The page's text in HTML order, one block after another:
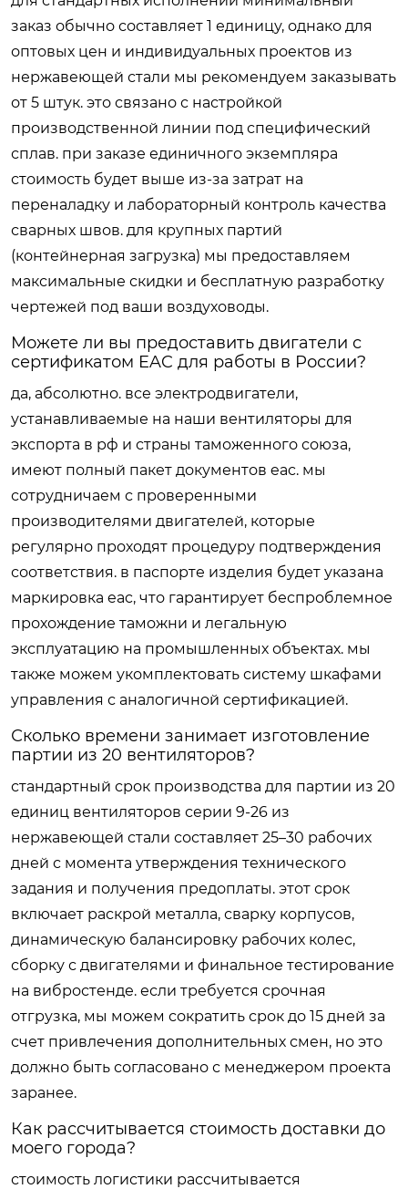
заказ обычно составляет 1 единицу, однако для
оптовых цен и индивидуальных проектов из
нержавеющей стали мы рекомендуем заказывать
от 5 штук. это связано с настройкой
производственной линии под специфический
сплав. при заказе единичного экземпляра
стоимость будет выше из-за затрат на
переналадку и лабораторный контроль качества
сварных швов. для крупных партий
(контейнерная загрузка) мы предоставляем
максимальные скидки и бесплатную разработку
чертежей под ваши воздуховоды.
Можете ли вы предоставить двигатели с
сертификатом EAC для работы в России?
да, абсолютно. все электродвигатели,
устанавливаемые на наши вентиляторы для
экспорта в рф и страны таможенного союза,
имеют полный пакет документов eac. мы
сотрудничаем с проверенными
производителями двигателей, которые
регулярно проходят процедуру подтверждения
соответствия. в паспорте изделия будет указана
маркировка eac, что гарантирует беспроблемное
прохождение таможни и легальную
эксплуатацию на промышленных объектах. мы
также можем укомплектовать систему шкафами
управления с аналогичной сертификацией.
Сколько времени занимает изготовление
партии из 20 вентиляторов?
стандартный срок производства для партии из 20
единиц вентиляторов серии 9-26 из
нержавеющей стали составляет 25–30 рабочих
дней с момента утверждения технического
задания и получения предоплаты. этот срок
включает раскрой металла, сварку корпусов,
динамическую балансировку рабочих колес,
сборку с двигателями и финальное тестирование
на вибростенде. если требуется срочная
отгрузка, мы можем сократить срок до 15 дней за
счет привлечения дополнительных смен, но это
должно быть согласовано с менеджером проекта
заранее.
Как рассчитывается стоимость доставки до
моего города?
стоимость логистики рассчитывается